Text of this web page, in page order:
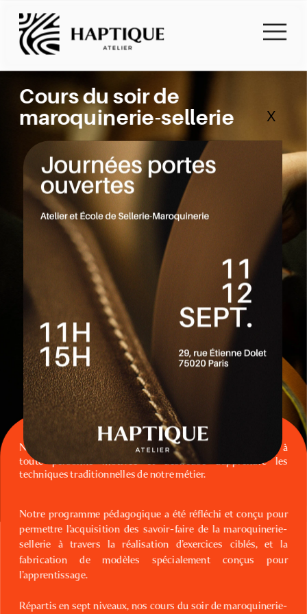
Cours du soir de
maroquinerie-sellerie
Nos cours du soir de maroquinerie-sellerie sont ouverts à
toute personne motivée et désireuse d’apprendre les
techniques traditionnelles de notre métier.
Notre programme pédagogique a été réfléchi et conçu pour
permettre l’acquisition des savoir-faire de la maroquinerie-
sellerie à travers la réalisation d’exercices ciblés, et la
fabrication de modèles spécialement conçus pour
l’apprentissage.
Répartis en sept niveaux, nos cours du soir de maroquinerie-
X